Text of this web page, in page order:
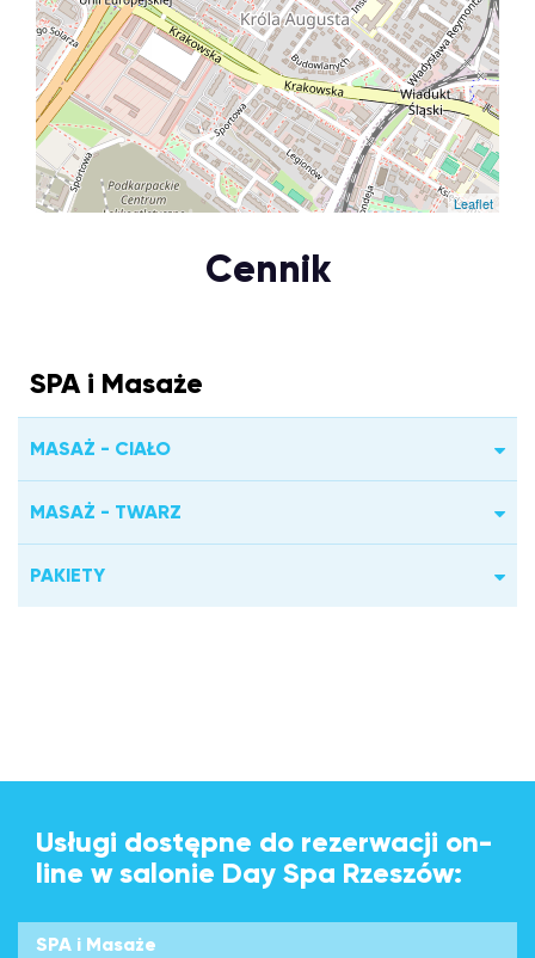
Leaflet
Cennik
SPA i Masaże
MASAŻ - CIAŁO
MASAŻ - TWARZ
PAKIETY
Usługi dostępne do rezerwacji on-
line w salonie Day Spa Rzeszów:
SPA i Masaże